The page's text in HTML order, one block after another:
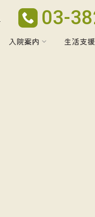
入院案内 生活支援
03-